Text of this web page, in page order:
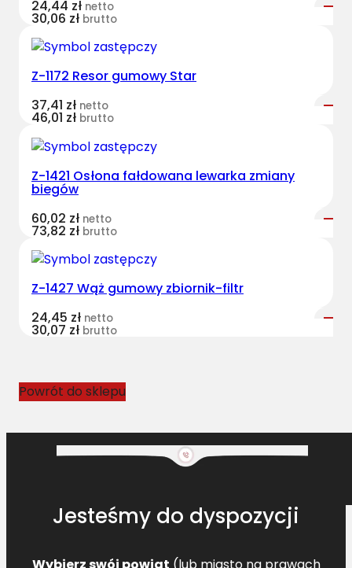
24,44 zł netto
30,06 zł brutto
Z-1172 Resor gumowy Star
37,41 zł netto
46,01 zł brutto
Z-1421 Osłona fałdowana lewarka zmiany
biegów
60,02 zł netto
73,82 zł brutto
Z-1427 Wąż gumowy zbiornik-filtr
24,45 zł netto
30,07 zł brutto
Powrót do sklepu
Jesteśmy do dyspozycji
Wybierz swój powiat (lub miasto na prawach